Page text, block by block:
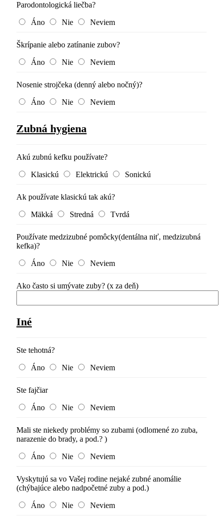
Parodontologická liečba?
Áno Nie Neviem
Škrípanie alebo zatínanie zubov?
Áno Nie Neviem
Nosenie strojčeka (denný alebo nočný)?
Áno Nie Neviem
Zubná hygiena
Akú zubnú kefku používate?
Klasickú Elektrickú Sonickú
Ak používate klasickú tak akú?
Mäkká Stredná Tvrdá
Používate medzizubné pomôcky(dentálna niť, medzizubná
kefka)?
Áno Nie Neviem
Ako často si umývate zuby? (x za deň)
Iné
Ste tehotná?
Áno Nie Neviem
Ste fajčiar
Áno Nie Neviem
Mali ste niekedy problémy so zubami (odlomené zo zuba,
narazenie do brady, a pod.? )
Áno Nie Neviem
Vyskytujú sa vo Vašej rodine nejaké zubné anomálie
(chýbajúce alebo nadpočetné zuby a pod.)
Áno Nie Neviem